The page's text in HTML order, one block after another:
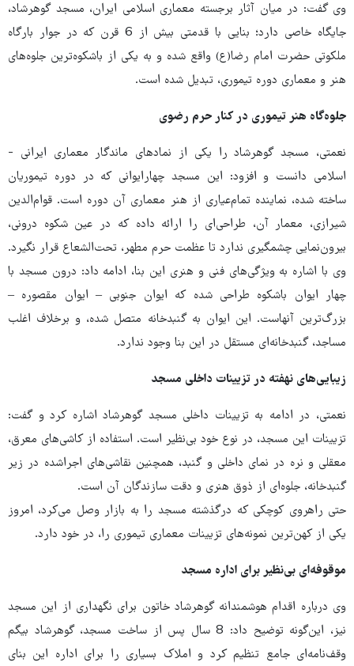
وی گفت: در میان آثار برجسته معماری اسلامی ایران، مسجد گوهرشاد،
جایگاه خاصی دارد؛ بنایی با قدمتی بیش از 6 قرن که در جوار بارگاه
ملکوتی حضرت امام رضا(ع) واقع شده و به یکی از باشکوه‌ترین جلوه‌های
هنر و معماری دوره تیموری، تبدیل شده است.
جلوه‌گاه هنر تیموری در کنار حرم رضوی
نعمتی، مسجد گوهرشاد را یکی از نمادهای ماندگار معماری ایرانی -
اسلامی دانست و افزود: این مسجد چهارایوانی که در دوره تیموریان
ساخته شده، نماینده تمام‌عیاری از هنر معماری آن دوره است. قوام‌الدین
شیرازی، معمار آن، طراحی‌ای را ارائه داده که در عین شکوه درونی،
بیرون‌نمایی چشمگیری ندارد تا عظمت حرم مطهر، تحت‌الشعاع قرار نگیرد.
وی با اشاره به ویژگی‌های فنی و هنری این بنا، ادامه داد: درون مسجد با
چهار ایوان باشکوه طراحی شده که ایوان جنوبی – ایوان مقصوره –
بزرگ‌ترین آنهاست. این ایوان به گنبدخانه متصل شده، و برخلاف اغلب
مساجد، گنبدخانه‌ای مستقل در این بنا وجود ندارد.
زیبایی‌های نهفته در تزیینات داخلی مسجد
نعمتی، در ادامه به تزیینات داخلی مسجد گوهرشاد اشاره کرد و گفت:
تزیینات این مسجد، در نوع خود بی‌نظیر است. استفاده از کاشی‌های معرق،
معقلی و نره در نمای داخلی و گنبد، همچنین نقاشی‌های اجراشده در زیر
گنبدخانه، جلوه‌ای از ذوق هنری و دقت سازندگان آن است.
حتی راهروی کوچکی که درگذشته مسجد را به بازار وصل می‌کرد، امروز
یکی از کهن‌ترین نمونه‌های تزیینات معماری تیموری را، در خود دارد.
موقوفه‌ای بی‌نظیر برای اداره مسجد
وی درباره اقدام هوشمندانه گوهرشاد خاتون برای نگهداری از این مسجد
نیز، این‌گونه توضیح داد: 8 سال پس از ساخت مسجد، گوهرشاد بیگم
وقف‌نامه‌ای جامع تنظیم کرد و املاک بسیاری را برای اداره این بنای